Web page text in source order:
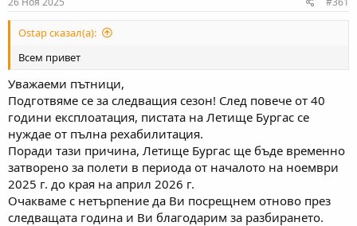
м
а
н
Ostap сказал(а):
Всем привет
Уважаеми пътници,
Подготвяме се за следващия сезон! След повече от 40
години експлоатация, пистата на Летище Бургас се
нуждае от пълна рехабилитация.
Поради тази причина, Летище Бургас ще бъде временно
затворено за полети в периода от началото на ноември
2025 г. до края на април 2026 г.
Очакваме с нетърпение да Ви посрещнем отново през
следващата година и Ви благодарим за разбирането.